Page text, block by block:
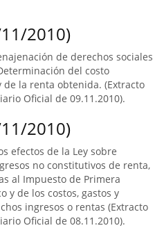
2010)
de derechos sociales
del costo
la renta obtenida. (Extracto
Oficial de 09.11.2010).
2010)
efectos de la Ley sobre
no constitutivos de renta,
al Impuesto de Primera
y de los costos, gastos y
ingresos o rentas (Extracto
Oficial de 08.11.2010).